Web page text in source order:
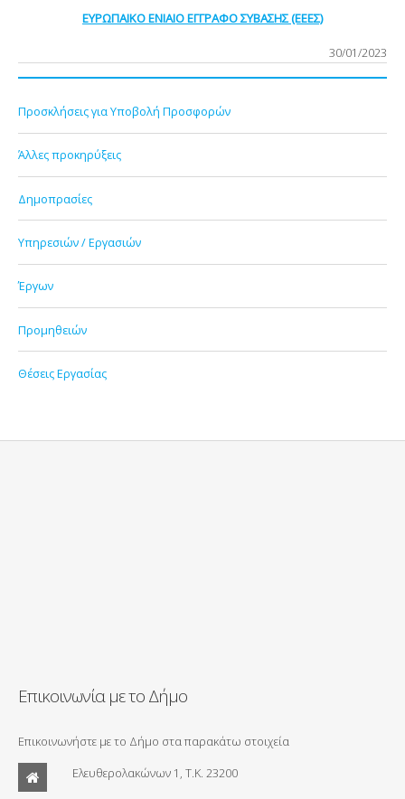
ΕΥΡΩΠΑΙΚΟ ΕΝΙΑΙΟ ΕΓΓΡΑΦΟ ΣΥΒΑΣΗΣ (ΕΕΕΣ)
30/01/2023
Προσκλήσεις για Υποβολή Προσφορών
Άλλες προκηρύξεις
Δημοπρασίες
Υπηρεσιών / Εργασιών
Έργων
Προμηθειών
Θέσεις Εργασίας
Επικοινωνία με το Δήμο
Επικοινωνήστε με το Δήμο στα παρακάτω στοιχεία
Ελευθερολακώνων 1, Τ.Κ. 23200